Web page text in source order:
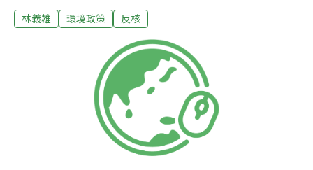
就不會有《核四公投特別條例》，後續將全力推動補正
籲民眾堅定抗爭林義雄為表達停建核四訴求，從22日上午
展開禁食行動，因體力衰弱28日被送進台大醫院調養，30
日進入第9天後，下午林義雄在網上發表聲明公開表示，
「為了回應台灣人民的真摯關愛，義雄決定停止禁食」。
但林義雄的反核訴求沒有結束，在聲明中，他持續呼籲民
眾堅定抗爭，要求重視後續4項訴求，包括「修正公投
法」、「推動修憲」、「打造非核家園」與「反對自由經
林義雄 環境政策 反核